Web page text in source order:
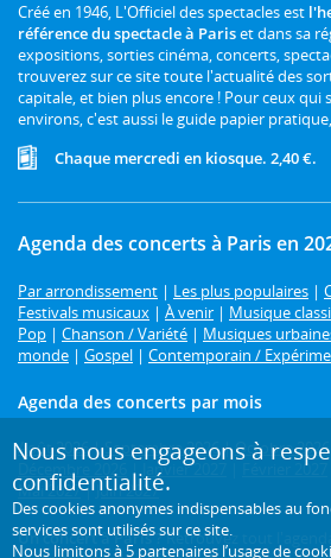
Créé en 1946, L'Officiel des spectacles est
référence du spectacle à Pariset dans sa
expositions, sorties cinéma, concerts,
trouverez sur ce site toute l'actualité des
capitale, et bien plus encore ! Pour ceux qui
environs, c'est aussi le guide papier
Chaque mercredi en kiosque. 2,40 €.
Agenda des concerts à Paris en
Par arrondissement | Les plus populaires |
Festivals musicaux | À venir | Musique
Pop | Chanson / Variété | Musiques
monde | Gospel | Contemporain /
Agenda des concerts par mois
Août 2026| Septembre 2026|Octobre 2026
Décembre 2026
| Janvier 2027 Février 2027
Mai 2027| Juin 2027
Un concert à Paris ?Retrouvez tout
Nous nous engageons à
confidentialité.
Des cookies anonymes indispensables au
services sont utilisés sur ce site.
Nous limitons à 5 partenaires l’usage de